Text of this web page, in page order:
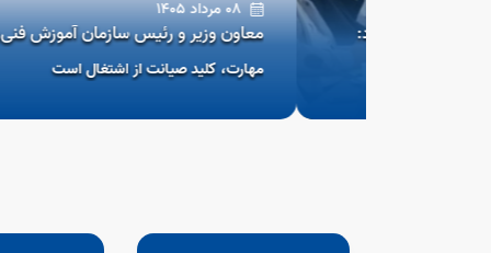
08 مرداد 1405
معاون وزیر و رئیس سازمان آموزش فنی‌وحرفه‌ای:
مهارت، کلید صیانت از اشتغال است